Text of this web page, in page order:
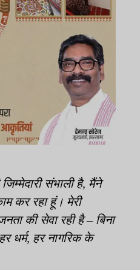
संभाली है, मैंने
कर रहा हूं। मेरी
की सेवा रही है – बिना
धर्म, हर नागरिक के